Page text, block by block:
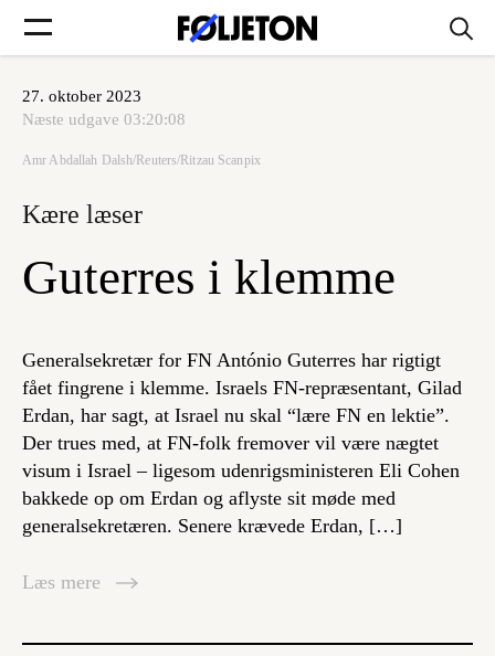
Forsider
Min side
Log ind
27. oktober 2023
Næste udgave 03:20:08
Amr Abdallah Dalsh/Reuters/Ritzau Scanpix
Kære læser
Guterres i klemme
Generalsekretær for FN António Guterres har rigtigt
fået fingrene i klemme. Israels FN-repræsentant, Gilad
Erdan, har sagt, at Israel nu skal “lære FN en lektie”.
Der trues med, at FN-folk fremover vil være nægtet
visum i Israel – ligesom udenrigsministeren Eli Cohen
bakkede op om Erdan og aflyste sit møde med
generalsekretæren. Senere krævede Erdan, […]
Læs mere